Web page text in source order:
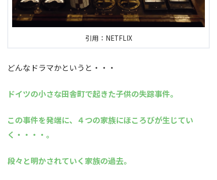
引用：NETFLIX
どんなドラマかというと・・・
ドイツの小さな田舎町で起きた子供の失踪事件。
この事件を発端に、４つの家族にほころびが生じてい
く・・・・。
段々と明かされていく家族の過去。